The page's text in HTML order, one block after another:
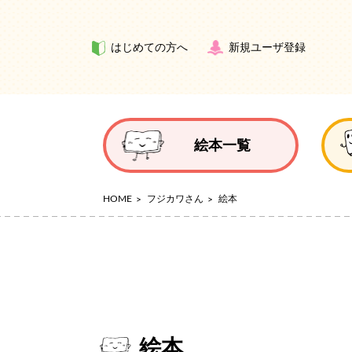
はじめての方へ 新規ユーザ登録
絵本一覧
HOME フジカワさん 絵本